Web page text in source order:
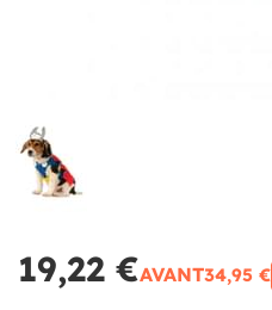
19,22 €AVANT34,95 €